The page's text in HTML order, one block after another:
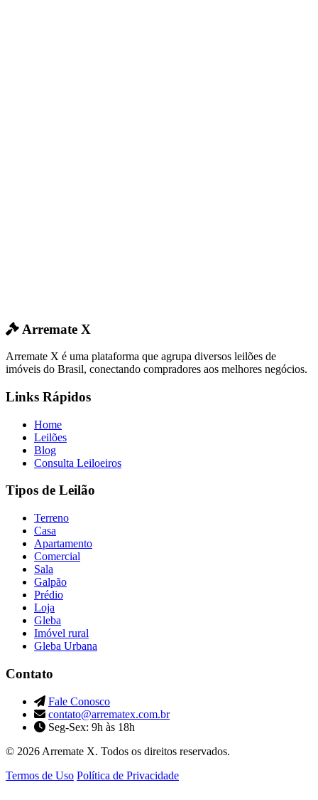
Arremate X
Arremate X é uma plataforma que agrupa diversos leilões de
imóveis do Brasil, conectando compradores aos melhores negócios.
Links Rápidos
Home
Leilões
Blog
Consulta Leiloeiros
Tipos de Leilão
Terreno
Casa
Apartamento
Comercial
Sala
Galpão
Prédio
Loja
Gleba
Imóvel rural
Gleba Urbana
Contato
Fale Conosco
contato@arrematex.com.br
Seg-Sex: 9h às 18h
© 2026 Arremate X. Todos os direitos reservados.
Termos de Uso Política de Privacidade